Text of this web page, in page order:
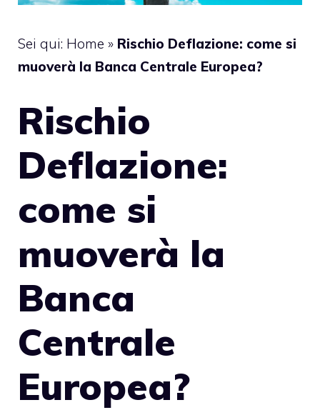
Sei qui: Home » Rischio Deflazione: come si
muoverà la Banca Centrale Europea?
Rischio
Deflazione:
come si
muoverà la
Banca
Centrale
Europea?